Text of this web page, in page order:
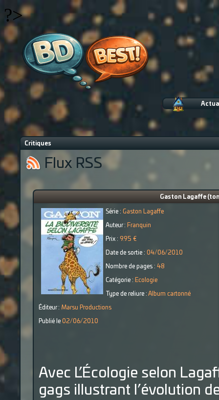
?>
Critiques
Flux RSS
Gaston Lagaffe
Série : Gaston Lagaffe
Auteur : Franquin
Prix : 9.95 €
Date de sortie : 04/06/2010
Nombre de pages : 48
Catégorie : Ecologie
Type de reliure : Album cartonné
Éditeur : Marsu Productions
Publié le 02/06/2010
Avec L’Écologie selon
gags illustrant l’évolution